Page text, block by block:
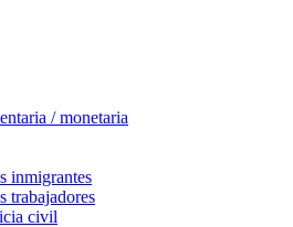
/ monetaria
inmigrantes
trabajadores
civil